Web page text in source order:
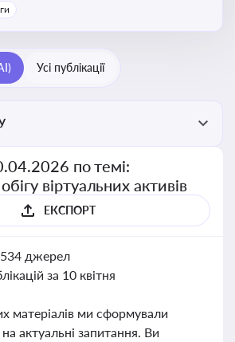
активів, таких як
Усі публікації
по темі:
віртуальних активів
ЕКСПОРТ
джерел
за 10 квітня
матеріалів ми сформували
на актуальні запитання. Ви